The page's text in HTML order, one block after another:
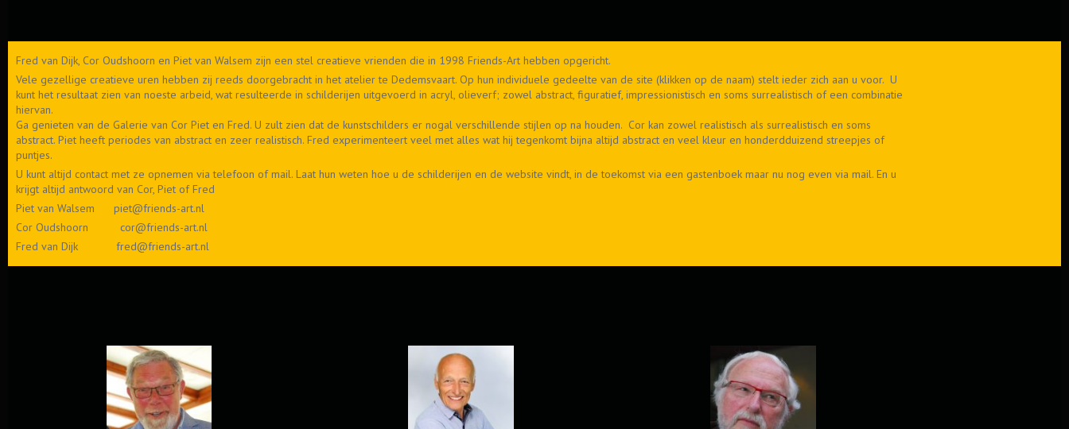
Fred van Dijk, Cor Oudshoorn en Piet van Walsem zijn een stel creatieve vrienden die in 1998 Friends-Art hebben opgericht.
Vele gezellige creatieve uren hebben zij reeds doorgebracht in het atelier te Dedemsvaart. Op hun individuele gedeelte van de site (klikken op de naam) stelt ieder zich aan u voor. U
kunt het resultaat zien van noeste arbeid, wat resulteerde in schilderijen uitgevoerd in acryl, olieverf; zowel abstract, figuratief, impressionistisch en soms surrealistisch of een combinatie
hiervan.
Ga genieten van de Galerie van Cor Piet en Fred. U zult zien dat de kunstschilders er nogal verschillende stijlen op na houden. Cor kan zowel realistisch als surrealistisch en soms
abstract. Piet heeft periodes van abstract en zeer realistisch. Fred experimenteert veel met alles wat hij tegenkomt bijna altijd abstract en veel kleur en honderdduizend streepjes of
puntjes.
U kunt altijd contact met ze opnemen via telefoon of mail. Laat hun weten hoe u de schilderijen en de website vindt, in de toekomst via een gastenboek maar nu nog even via mail. En u
krijgt altijd antwoord van Cor, Piet of Fred
Piet van Walsem piet@friends-art.nl
Cor Oudshoorn cor@friends-art.nl
Fred van Dijk fred@friends-art.nl